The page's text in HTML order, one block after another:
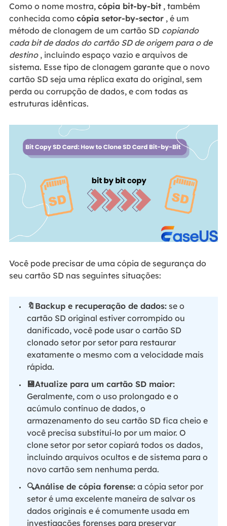
Como o nome mostra, cópia bit-by-bit, também
conhecida como cópia setor-by-sector, é um
método de clonagem de um cartão SD copiando
cada bit de dados do cartão SD de origem para o de
destino, incluindo espaço vazio e arquivos de
sistema. Esse tipo de clonagem garante que o novo
cartão SD seja uma réplica exata do original, sem
perda ou corrupção de dados, e com todas as
estruturas idênticas.
Você pode precisar de uma cópia de segurança do
seu cartão SD nas seguintes situações:
🔖Backup e recuperação de dados:se o
cartão SD original estiver corrompido ou
danificado, você pode usar o cartão SD
clonado setor por setor para restaurar
exatamente o mesmo com a velocidade mais
rápida.
💾Atualize para um cartão SD maior:
Geralmente, com o uso prolongado e o
acúmulo contínuo de dados, o
armazenamento do seu cartão SD fica cheio e
você precisa substituí-lo por um maior. O
clone setor por setor copiará todos os dados,
incluindo arquivos ocultos e de sistema para o
novo cartão sem nenhuma perda.
🔍Análise de cópia forense:a cópia setor por
setor é uma excelente maneira de salvar os
dados originais e é comumente usada em
investigações forenses para preservar